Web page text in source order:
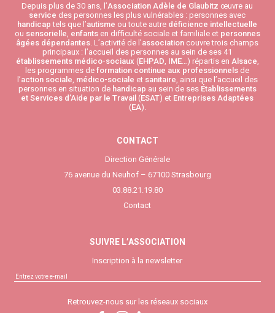
Depuis plus de 30 ans, l’Association Adèle de Glaubitz œuvre au
service des personnes les plus vulnérables : personnes avec
handicap tels que l’autisme ou toute autre déficience intellectuelle
ou sensorielle enfants en difficulté sociale et familiale et personnes
âgées dépendantes . L’activité de l’association couvre trois champs
principaux : l’accueil des personnes au sein de ses 41
établissements médico-sociaux (EHPAD IME …) répartis en Alsace
les programmes deformation continue aux professionnels de
l’action sociale médico-sociale et sanitaire , ainsi que l’accueil des
personnes en situation de handicap au sein de ses Établissements
et Services d’Aide par le Travail (ESAT) et Entreprises Adaptées
(EA).
CONTACT
Direction Générale
76 avenue du Neuhof – 67100 Strasbourg
03.88.21.19.80
Contact
SUIVRE L’ASSOCIATION
Inscription à la newsletter
Retrouvez-nous sur les réseaux sociaux